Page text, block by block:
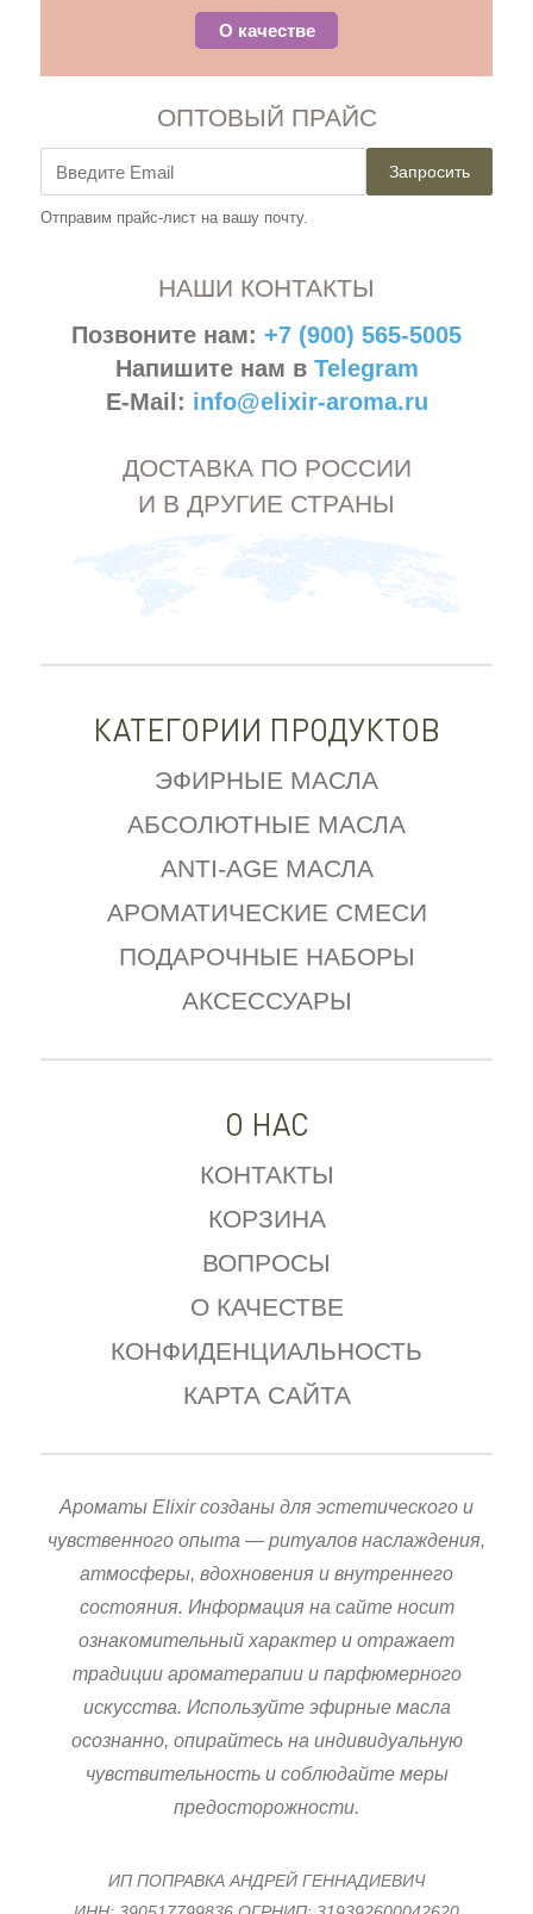
О качестве
ОПТОВЫЙ ПРАЙС
Запросить
Отправим прайс-лист на вашу почту.
НАШИ КОНТАКТЫ
Позвоните нам: +7 (900) 565-5005
Напишите нам в Telegram
E-Mail: info@elixir-aroma.ru
ДОСТАВКА ПО РОССИИ
И В ДРУГИЕ СТРАНЫ
КАТЕГОРИИ ПРОДУКТОВ
ЭФИРНЫЕ МАСЛА
АБСОЛЮТНЫЕ МАСЛА
ANTI-AGE МАСЛА
АРОМАТИЧЕСКИЕ СМЕСИ
ПОДАРОЧНЫЕ НАБОРЫ
АКСЕССУАРЫ
О НАС
КОНТАКТЫ
КОРЗИНА
ВОПРОСЫ
О КАЧЕСТВЕ
КОНФИДЕНЦИАЛЬНОСТЬ
КАРТА САЙТА
Ароматы Elixir созданы для эстетического и
чувственного опыта — ритуалов наслаждения,
атмосферы, вдохновения и внутреннего
состояния. Информация на сайте носит
ознакомительный характер и отражает
традиции ароматерапии и парфюмерного
искусства. Используйте эфирные масла
осознанно, опирайтесь на индивидуальную
чувствительность и соблюдайте меры
предосторожности.
ИП ПОПРАВКА АНДРЕЙ ГЕННАДИЕВИЧ